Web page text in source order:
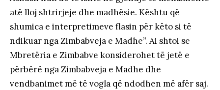
atë lloj shtrirjeje dhe madhësie. Kështu që
shumica e interpretimeve flasin për këto si të
ndikuar nga Zimbabveja e Madhe”. Ai shtoi se
Mbretëria e Zimbabve konsiderohet të jetë e
përbërë nga Zimbabveja e Madhe dhe
vendbanimet më të vogla që ndodhen më afër saj.